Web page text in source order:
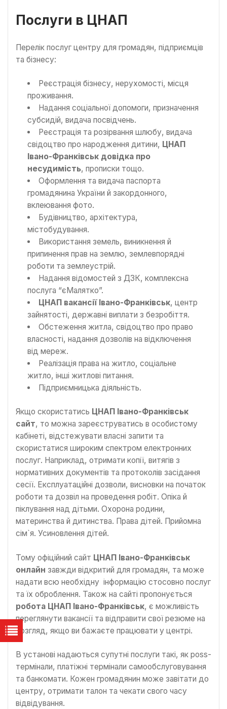
Послуги в ЦНАП
Перелік послуг центру для громадян, підприємців
та бізнесу:
Реєстрація бізнесу, нерухомості, місця
проживання.
Надання соціальної допомоги, призначення
субсидій, видача посвідчень.
Реєстрація та розірвання шлюбу, видача
свідоцтво про народження дитини, ЦНАП
Івано-Франківськ довідка про
несудимість, прописки тощо.
Оформлення та видача паспорта
громадянина України й закордонного,
вклеювання фото.
Будівництво, архітектура,
містобудування.
Використання земель, виникнення й
припинення прав на землю, землевпорядні
роботи та землеустрій.
Надання відомостей з ДЗК, комплексна
послуга “єМалятко”.
ЦНАП вакансії Івано-Франківськ, центр
зайнятості, державні виплати з безробіття.
Обстеження житла, свідоцтво про право
власності, надання дозволів на відключення
від мереж.
Реалізація права на житло, соціальне
житло, інші житлові питання.
Підприємницька діяльність.
Якщо скористатись ЦНАП Івано-Франківськ
сайт, то можна зареєструватись в особистому
кабінеті, відстежувати власні запити та
скористатися широким спектром електронних
послуг. Наприклад, отримати копії, витягів з
нормативних документів та протоколів засідання
сесії. Експлуатаційні дозволи, висновки на початок
роботи та дозвіл на проведення робіт. Опіка й
піклування над дітьми. Охорона родини,
материнства й дитинства. Права дітей. Прийомна
сім`я. Усиновлення дітей.
Тому офіційний сайт ЦНАП Івано-Франківськ
онлайн завжди відкритий для громадян, та може
надати всю необхідну інформацію стосовно послуг
та їх оброблення. Також на сайті пропонується
робота ЦНАП Івано-Франківськ, є можливість
переглянути вакансії та відправити свої резюме на
розгляд, якщо ви бажаєте працювати у центрі.
В установі надаються супутні послуги такі, як poss-
термінали, платіжні термінали самообслуговування
та банкомати. Кожен громадянин може завітати до
центру, отримати талон та чекати свого часу
відвідування.